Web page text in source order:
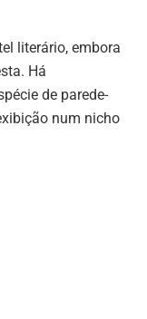
literário, embora
Há
de parede-
num nicho